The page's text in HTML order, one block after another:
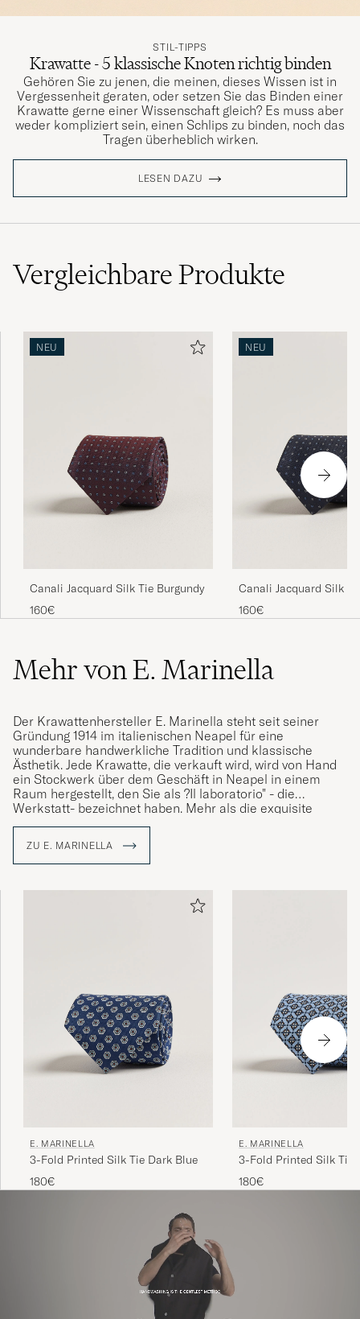
STIL-TIPPS
Krawatte - 5 klassische Knoten richtig binden
Gehören Sie zu jenen, die meinen, dieses Wissen ist in
Vergessenheit geraten, oder setzen Sie das Binden einer
Krawatte gerne einer Wissenschaft gleich? Es muss aber
weder kompliziert sein, einen Schlips zu binden, noch das
Tragen überheblich wirken.
LESEN DAZU
VergleichbareProdukte
NEU
Canali Jacquard Silk Tie Burgundy
160€
NEU
Canali Jacquard Silk
160€
Mehr von E. Marinella
Der Krawattenhersteller E. Marinella steht seit seiner
Gründung 1914 im italienischen Neapel für eine
wunderbare handwerkliche Tradition und klassische
Ästhetik. Jede Krawatte, die verkauft wird, wird von Hand
ein Stockwerk über dem Geschäft in Neapel in einem
Raum hergestellt, den Sie als ?Il laboratorio" - die
Werkstatt- bezeichnet haben. Mehr als die exquisite
Handwerkskunst, aus der die Krawatten bestehen,
handbedrucktem Seidenstoff aus England bestehen.
Etwas, von dem man stolz sagen kann, dass es seit der
das Familienunternehmen von Alessandro Marinella, der
vierten Generation Marinella, geführt und zieht nach wie
ZU E. MARINELLA
E. MARINELLA
3-Fold Printed Silk Tie Dark Blue
180€
E. MARINELLA
3-Fold Printed Silk Tie
180€